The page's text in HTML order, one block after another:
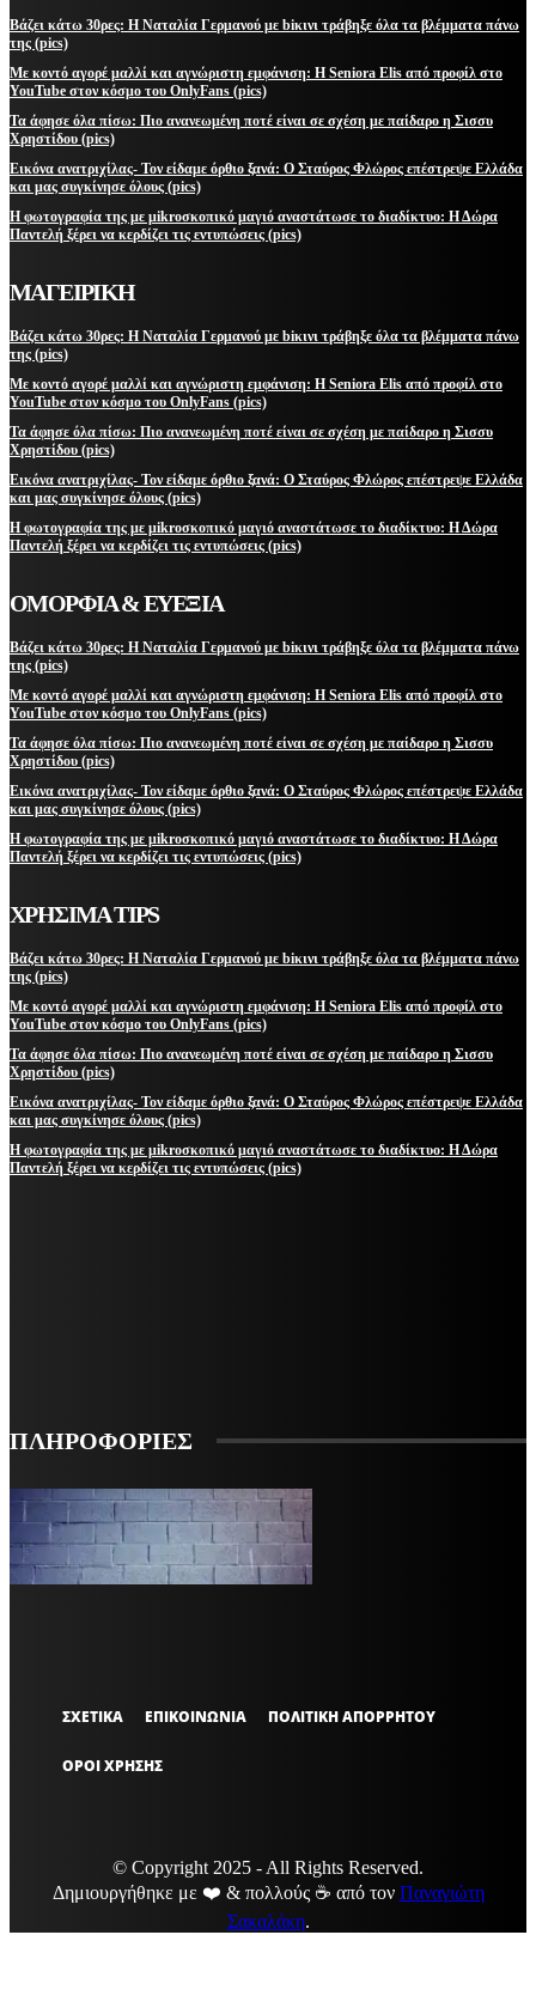
Βάζει κάτω 30ρες: Η Ναταλία Γερμανού με biκινι τράβηξε όλα τα βλέμματα πάνω
της (pics)
Με κοντό αγορέ μαλλί και αγνώριστη εμφάνιση: Η Seniora Elis από προφίλ στο
YouTube στον κόσμο του OnlyFans (pics)
Τα άφησε όλα πίσω: Πιο ανανεωμένη ποτέ είναι σε σχέση με παίδαρο η Σισσυ
Χρηστίδου (pics)
Εικόνα ανατριχίλας- Τον είδαμε όρθιο ξανά: Ο Σταύρος Φλώρος επέστρεψε Ελλάδα
και μας συγκίνησε όλους (pics)
Η φωτογραφία της με μikroσκοπικό μαγιό αναστάτωσε το διαδίκτυο: Η Δώρα
Παντελή ξέρει να κερδίζει τις εντυπώσεις (pics)
ΜΑΓΕΙΡΙΚΗ
Βάζει κάτω 30ρες: Η Ναταλία Γερμανού με biκινι τράβηξε όλα τα βλέμματα πάνω
της (pics)
Με κοντό αγορέ μαλλί και αγνώριστη εμφάνιση: Η Seniora Elis από προφίλ στο
YouTube στον κόσμο του OnlyFans (pics)
Τα άφησε όλα πίσω: Πιο ανανεωμένη ποτέ είναι σε σχέση με παίδαρο η Σισσυ
Χρηστίδου (pics)
Εικόνα ανατριχίλας- Τον είδαμε όρθιο ξανά: Ο Σταύρος Φλώρος επέστρεψε Ελλάδα
και μας συγκίνησε όλους (pics)
Η φωτογραφία της με μikroσκοπικό μαγιό αναστάτωσε το διαδίκτυο: Η Δώρα
Παντελή ξέρει να κερδίζει τις εντυπώσεις (pics)
ΟΜΟΡΦΙΑ & ΕΥΕΞΙΑ
Βάζει κάτω 30ρες: Η Ναταλία Γερμανού με biκινι τράβηξε όλα τα βλέμματα πάνω
της (pics)
Με κοντό αγορέ μαλλί και αγνώριστη εμφάνιση: Η Seniora Elis από προφίλ στο
YouTube στον κόσμο του OnlyFans (pics)
Τα άφησε όλα πίσω: Πιο ανανεωμένη ποτέ είναι σε σχέση με παίδαρο η Σισσυ
Χρηστίδου (pics)
Εικόνα ανατριχίλας- Τον είδαμε όρθιο ξανά: Ο Σταύρος Φλώρος επέστρεψε Ελλάδα
και μας συγκίνησε όλους (pics)
Η φωτογραφία της με μikroσκοπικό μαγιό αναστάτωσε το διαδίκτυο: Η Δώρα
Παντελή ξέρει να κερδίζει τις εντυπώσεις (pics)
ΧΡΗΣΙΜΑ TIPS
Βάζει κάτω 30ρες: Η Ναταλία Γερμανού με biκινι τράβηξε όλα τα βλέμματα πάνω
της (pics)
Με κοντό αγορέ μαλλί και αγνώριστη εμφάνιση: Η Seniora Elis από προφίλ στο
YouTube στον κόσμο του OnlyFans (pics)
Τα άφησε όλα πίσω: Πιο ανανεωμένη ποτέ είναι σε σχέση με παίδαρο η Σισσυ
Χρηστίδου (pics)
Εικόνα ανατριχίλας- Τον είδαμε όρθιο ξανά: Ο Σταύρος Φλώρος επέστρεψε Ελλάδα
και μας συγκίνησε όλους (pics)
Η φωτογραφία της με μikroσκοπικό μαγιό αναστάτωσε το διαδίκτυο: Η Δώρα
Παντελή ξέρει να κερδίζει τις εντυπώσεις (pics)
ΠΛΗΡΟΦΟΡΙΕΣ
VARiEMAi
OFFICIAL
ΣΧΕΤΙΚΑ ΕΠΙΚΟΙΝΩΝΙΑ ΠΟΛΙΤΙΚΗ ΑΠΟΡΡΗΤΟΥ
ΟΡΟΙ ΧΡΗΣΗΣ
© Copyright 2025 - All Rights Reserved.
Δημιουργήθηκε με ❤️ & πολλούς ☕ από τον Παναγιώτη
Σακαλάκη.